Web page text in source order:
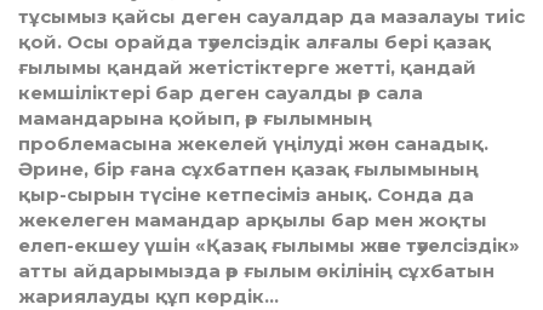
тұсымыз қайсы деген сауалдар да мазалауы тиіс
қой. Осы орайда тәуелсіздік алғалы бері қазақ
ғылымы қандай жетістіктерге жетті, қандай
кемшіліктері бар деген сауалды әр сала
мамандарына қойып, әр ғылымның
проблемасына жекелей үңілуді жөн санадық.
Әрине, бір ғана сұхбатпен қазақ ғылымының
қыр-сырын түсіне кетпесіміз анық. Сонда да
жекелеген мамандар арқылы бар мен жоқты
елеп-екшеу үшін «Қазақ ғылымы және тәуелсіздік»
атты айдарымызда әр ғылым өкілінің сұхбатын
жариялауды құп көрдік…